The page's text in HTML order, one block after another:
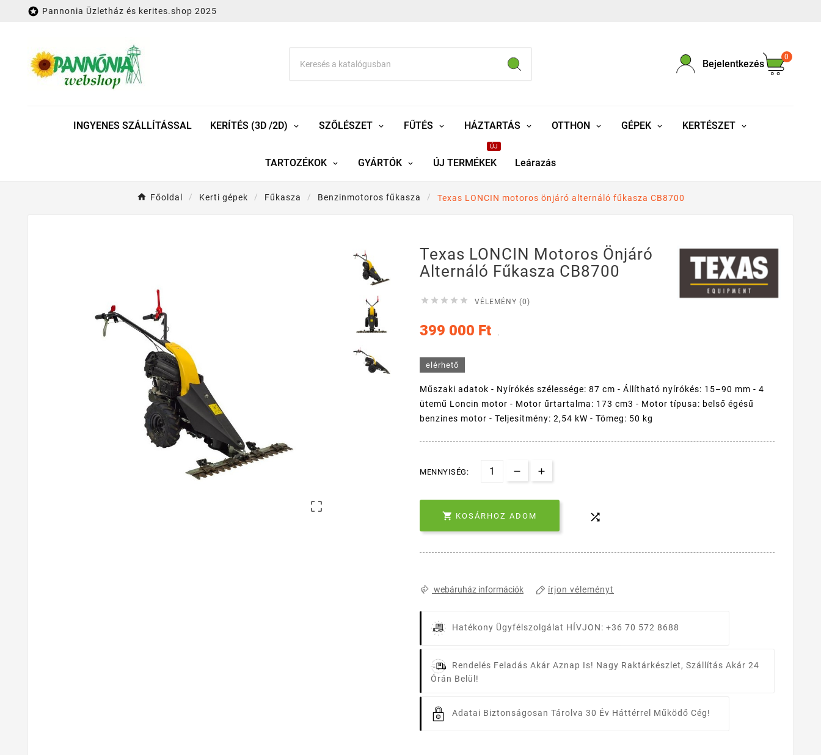
 Pannonia Üzletház és kerites.shop 2025
Bejelentkezés
0
INGYENES SZÁLLÍTÁSSAL KERÍTÉS (3D /2D) SZŐLÉSZET FŰTÉS HÁZTARTÁS OTTHON GÉPEK KERTÉSZET
TARTOZÉKOK GYÁRTÓK ÚJ TERMÉKEK
ÚJ
Leárazás
Főoldal Kerti gépek Fűkasza Benzinmotoros fűkasza Texas LONCIN motoros önjáró alternáló fűkasza CB8700

Texas LONCIN Motoros Önjáró
Alternáló Fűkasza CB8700
     VÉLEMÉNY (0)
399 000 Ft .
elérhető
Műszaki adatok - Nyírókés szélessége: 87 cm - Állítható nyírókés: 15–90 mm - 4
ütemű Loncin motor - Motor űrtartalma: 173 cm3 - Motor típusa: belső égésű
benzines motor - Teljesítmény: 2,54 kW - Tömeg: 50 kg
MENNYISÉG:
 KOSÁRHOZ ADOM 
webáruház információk írjon véleményt
Hatékony Ügyfélszolgálat HÍVJON: +36 70 572 8688
Rendelés Feladás Akár Aznap Is! Nagy Raktárkészlet, Szállítás Akár 24
Órán Belül!
Adatai Biztonságosan Tárolva 30 Év Háttérrel Működő Cég!